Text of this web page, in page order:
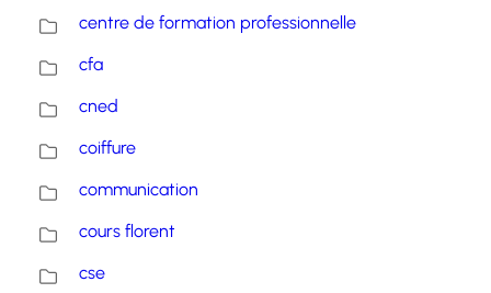
centre de formation professionnelle
cfa
cned
coiffure
communication
cours florent
cse